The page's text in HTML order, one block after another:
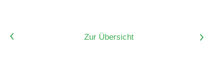
< Zur Übersicht >